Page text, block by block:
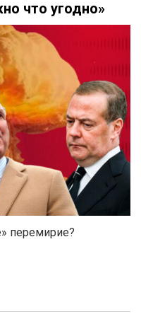
что угодно»
перемирие?